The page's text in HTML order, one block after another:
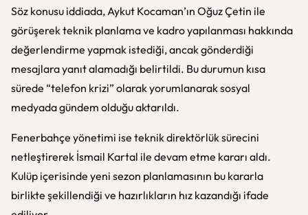
Söz konusu iddiada, Aykut Kocaman’ın Oğuz Çetin ile
görüşerek teknik planlama ve kadro yapılanması hakkında
değerlendirme yapmak istediği, ancak gönderdiği
mesajlara yanıt alamadığı belirtildi. Bu durumun kısa
sürede “telefon krizi” olarak yorumlanarak sosyal
medyada gündem olduğu aktarıldı.
Fenerbahçe yönetimi ise teknik direktörlük sürecini
netleştirerek İsmail Kartal ile devam etme kararı aldı.
Kulüp içerisinde yeni sezon planlamasının bu kararla
birlikte şekillendiği ve hazırlıkların hız kazandığı ifade